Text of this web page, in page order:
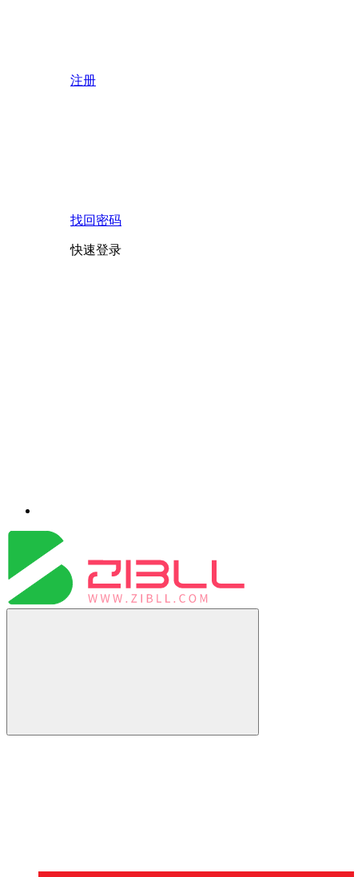
注册
找回密码
快速登录